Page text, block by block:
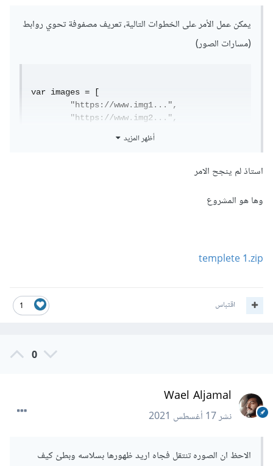
يمكن عمل الأمر على الخطوات التالية، تعريف مصفوفة تحوي روابط
(مسارات الصور)
var images = [
	"https://www.img1...",
	"https://www.img2...",
ثم نأخذ مرجع للعنصر في الصفحة الذي نضع له الخلفية:
ثم شيفرة جافاسكربت:
var i = 0;
}, 1000);
أظهر المزيد
استاذ لم ينجح الامر
وها هو المشروع
templete 1.zip
1 اقتباس
0
Wael Aljamal
نشر17 أغسطس 2021
الاحظ ان الصوره تنتقل فجاه اريد ظهورها بسلاسه وبطئ كيف